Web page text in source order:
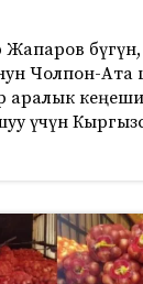
бүгүн,
Чолпон-
аралык
үчүн